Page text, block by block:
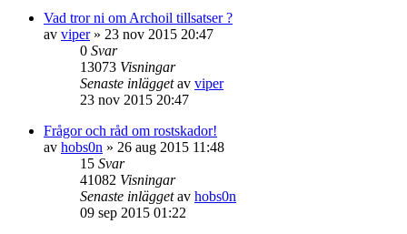
Vad tror ni om Archoil tillsatser ?
av viper» 23 nov 2015 20:47
0 Svar
13073 Visningar
Senaste inläggetav viper
23 nov 2015 20:47
Frågor och råd om rostskador!
av hobs0n » 26 aug 2015 11:48
15 Svar
41082 Visningar
Senaste inläggetav hobs0n
09 sep 2015 01:22